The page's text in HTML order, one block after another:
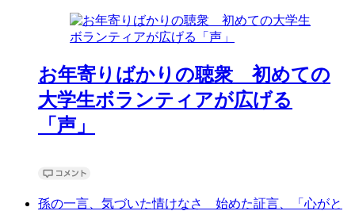
お年寄りばかりの聴衆 初めての
大学生ボランティアが広げる
「声」
孫の一言、気づいた情けなさ 始めた証言、「心がと